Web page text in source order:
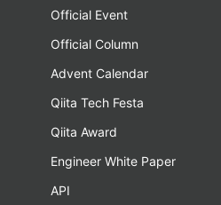
Official Event
Official Column
Advent Calendar
Qiita Tech Festa
Qiita Award
Engineer White Paper
API